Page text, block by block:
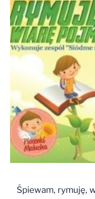
Śpiewam, rymuję,